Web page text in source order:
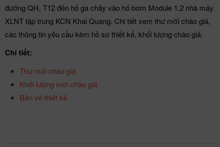
đường QH, T12 đến hố ga chảy vào hố bơm Module 1,2 nhà máy
XLNT tập trung KCN Khai Quang. Chi tiết xem thư mời chào giá,
các thông tin yêu cầu kèm hồ sơ thiết kế, khối lượng chào giá.
Chi tiết:
Thư mời chào giá
Khối lượng mời chào giá
Bản vẽ thiết kế